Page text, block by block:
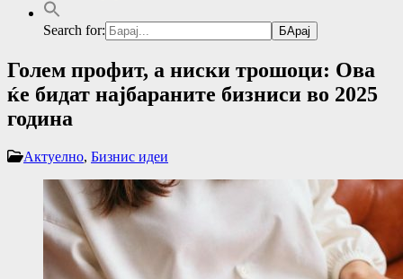
Search for:
Голем профит, а ниски трошоци: Ова
ќе бидат најбараните бизниси во 2025
година
Актуелно, Бизнис идеи